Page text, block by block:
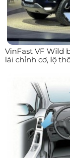
VinFast VF Wild
lái chỉnh cơ, lộ